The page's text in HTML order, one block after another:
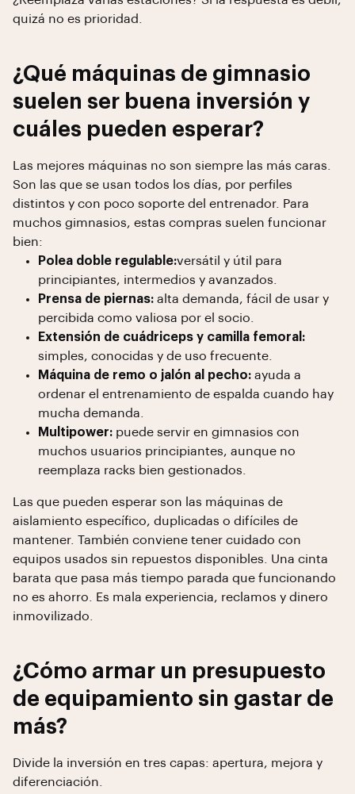
quizá no es prioridad.
¿Qué máquinas de gimnasio
suelen ser buena inversión y
cuáles pueden esperar?
Las mejores máquinas no son siempre las más caras.
Son las que se usan todos los días, por perfiles
distintos y con poco soporte del entrenador. Para
muchos gimnasios, estas compras suelen funcionar
bien:
Polea doble regulable:versátil y útil para
principiantes, intermedios y avanzados.
Prensa de piernas: alta demanda, fácil de usar y
percibida como valiosa por el socio.
Extensión de cuádriceps y camilla femoral:
simples, conocidas y de uso frecuente.
Máquina de remo o jalón al pecho: ayuda a
ordenar el entrenamiento de espalda cuando hay
mucha demanda.
Multipower: puede servir en gimnasios con
muchos usuarios principiantes, aunque no
reemplaza racks bien gestionados.
Las que pueden esperar son las máquinas de
aislamiento específico, duplicadas o difíciles de
mantener. También conviene tener cuidado con
equipos usados sin repuestos disponibles. Una cinta
barata que pasa más tiempo parada que funcionando
no es ahorro. Es mala experiencia, reclamos y dinero
inmovilizado.
¿Cómo armar un presupuesto
de equipamiento sin gastar de
más?
Divide la inversión en tres capas: apertura, mejora y
diferenciación.